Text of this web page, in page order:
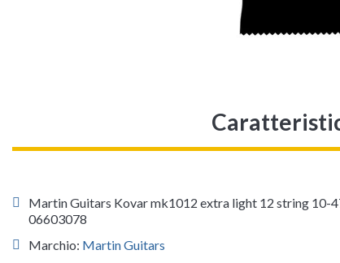
Martin Guitars Kovar mk1012 extra light 12 string 10-
06603078
Marchio: Martin Guitars